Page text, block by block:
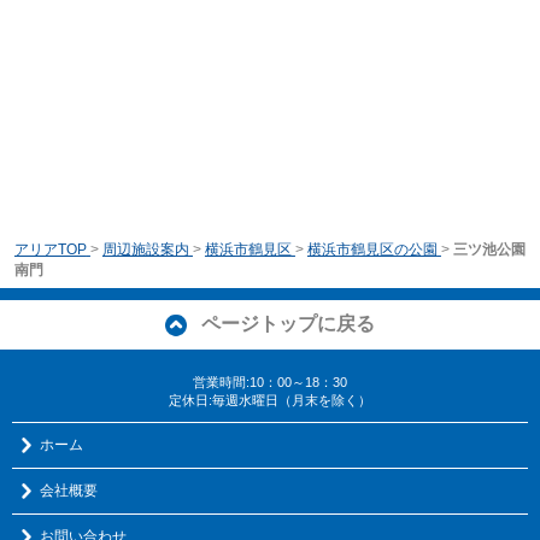
アリアTOP > 周辺施設案内 > 横浜市鶴見区 > 横浜市鶴見区の公園 > 三ツ池公園
南門
ページトップに戻る
営業時間:10：00～18：30
定休日:毎週水曜日（月末を除く）
ホーム
会社概要
お問い合わせ